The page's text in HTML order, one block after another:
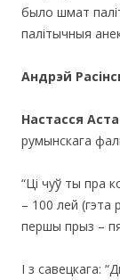
было шмат
палітычныя
Андрэй
Настасся
румынскага
“Ці чуў ты пра
– 100 лей (гэта
першы прыз –
І з савецкага: